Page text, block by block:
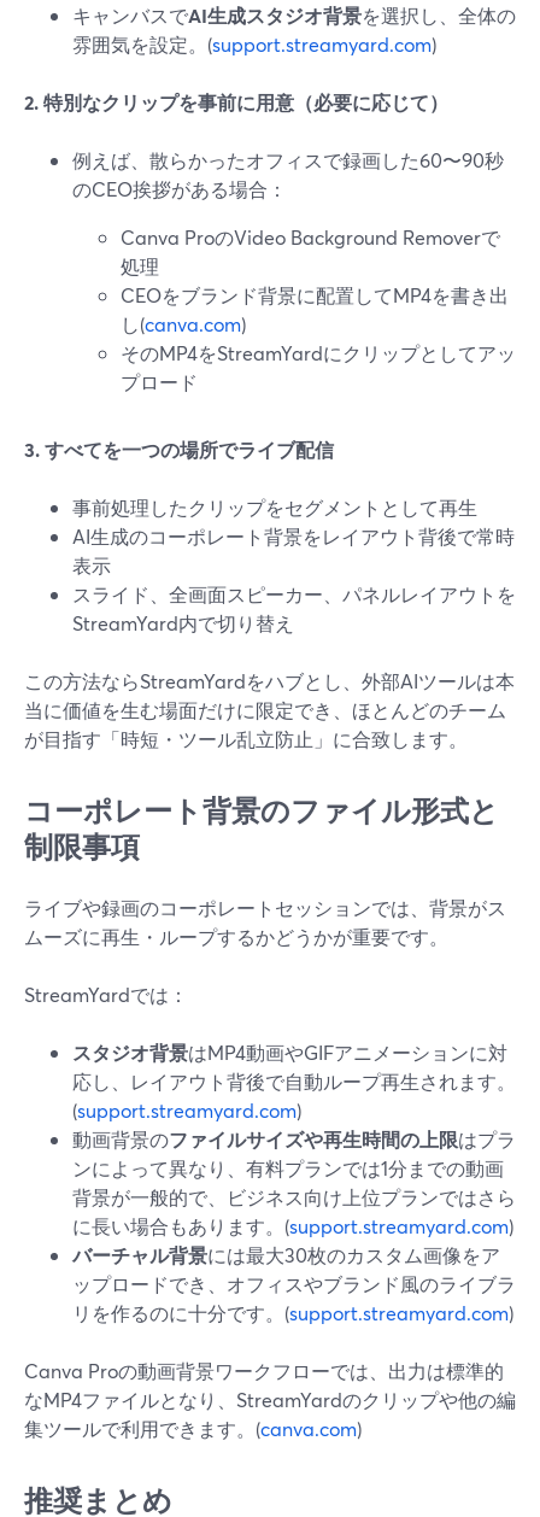
キャンバスでAI生成スタジオ背景を選択し、全体の
雰囲気を設定。(support.streamyard.com)
2. 特別なクリップを事前に用意（必要に応じて）
例えば、散らかったオフィスで録画した60〜90秒
のCEO挨拶がある場合：
Canva ProのVideo Background Removerで
処理
CEOをブランド背景に配置してMP4を書き出
し(canva.com)
そのMP4をStreamYardにクリップとしてアッ
プロード
3. すべてを一つの場所でライブ配信
事前処理したクリップをセグメントとして再生
AI生成のコーポレート背景をレイアウト背後で常時
表示
スライド、全画面スピーカー、パネルレイアウトを
StreamYard内で切り替え
この方法ならStreamYardをハブとし、外部AIツールは本
当に価値を生む場面だけに限定でき、ほとんどのチーム
が目指す「時短・ツール乱立防止」に合致します。
コーポレート背景のファイル形式と
制限事項
ライブや録画のコーポレートセッションでは、背景がス
ムーズに再生・ループするかどうかが重要です。
StreamYardでは：
スタジオ背景はMP4動画やGIFアニメーションに対
応し、レイアウト背後で自動ループ再生されます。
(support.streamyard.com)
動画背景のファイルサイズや再生時間の上限はプラ
ンによって異なり、有料プランでは1分までの動画
背景が一般的で、ビジネス向け上位プランではさら
に長い場合もあります。(support.streamyard.com)
バーチャル背景には最大30枚のカスタム画像をア
ップロードでき、オフィスやブランド風のライブラ
リを作るのに十分です。(support.streamyard.com)
Canva Proの動画背景ワークフローでは、出力は標準的
なMP4ファイルとなり、StreamYardのクリップや他の編
集ツールで利用できます。(canva.com)
推奨まとめ